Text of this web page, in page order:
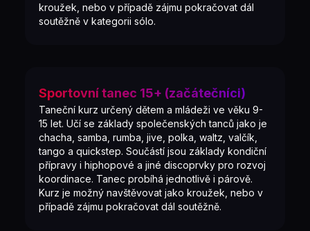
kroužek, nebo v případě zájmu pokračovat dál
soutěžně v kategorii sólo.
Sportovní tanec 15+ (začátečníci)
Taneční kurz určený dětem a mládeži ve věku 9-
15 let. Učí se základy společenských tanců jako je
chacha, samba, rumba, jive, polka, waltz, valčík,
tango a quickstep. Součástí jsou základy kondiční
přípravy i hiphopové a jiné discoprvky pro rozvoj
koordinace. Tanec probíhá jednotlivě i párově.
Kurz je možný navštěvovat jako kroužek, nebo v
případě zájmu pokračovat dál soutěžně.